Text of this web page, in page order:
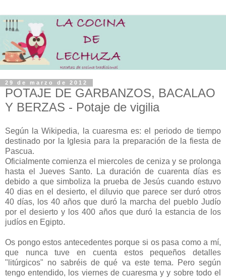
29 de marzo de 2012
POTAJE DE GARBANZOS, BACALAO
Y BERZAS - Potaje de vigilia
Según la Wikipedia, la cuaresma es: el periodo de tiempo
destinado por la Iglesia para la preparación de la fiesta de
Pascua.
Oficialmente comienza el miercoles de ceniza y se prolonga
hasta el Jueves Santo. La duración de cuarenta días es
debido a que simboliza la prueba de Jesús cuando estuvo
40 dias en el desierto, el diluvio que parece ser duró otros
40 días, los 40 años que duró la marcha del pueblo Judío
por el desierto y los 400 años que duró la estancia de los
judíos en Egipto.
Os pongo estos antecedentes porque si os pasa como a mí,
que nunca tuve en cuenta estos pequeños detalles
"litúrgicos" no sabréis de qué va este tema. Pero según
tengo entendido, los viernes de cuaresma y y sobre todo el